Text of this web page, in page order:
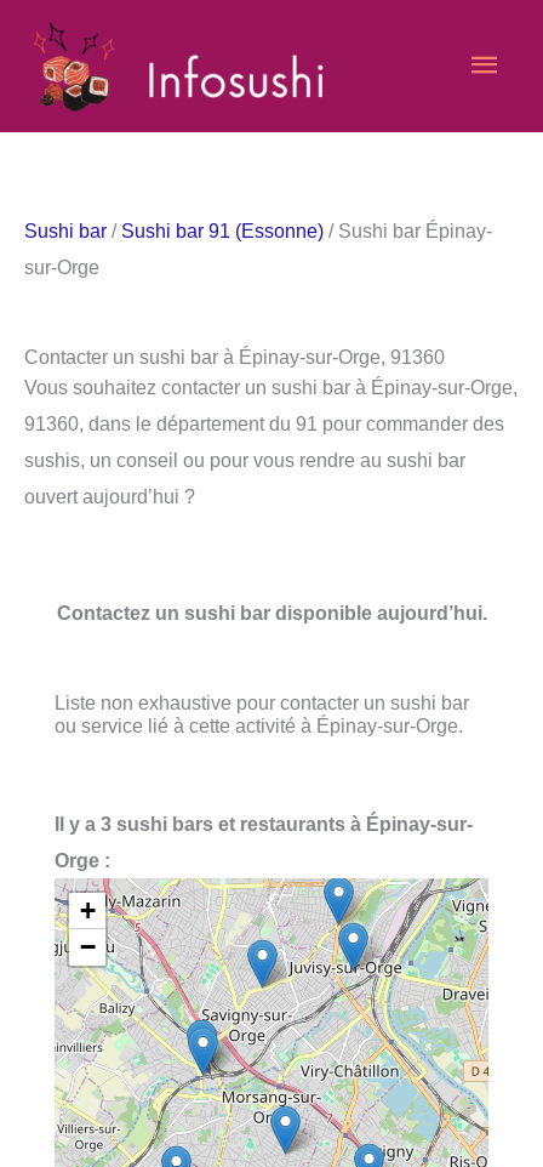
contenu
Sushi bar / Sushi bar 91 (Essonne) / Sushi bar Épinay-
sur-Orge
Contacter un sushi bar à Épinay-sur-Orge, 91360
Vous souhaitez contacter un sushi bar à Épinay-sur-Orge,
91360, dans le département du 91 pour commander des
sushis, un conseil ou pour vous rendre au sushi bar
ouvert aujourd’hui ?
Contactez un sushi bar disponible aujourd’hui.
Liste non exhaustive pour contacter un sushi bar
ou service lié à cette activité à Épinay-sur-Orge.
Il y a 3 sushi bars et restaurants à Épinay-sur-
Orge :
+
−